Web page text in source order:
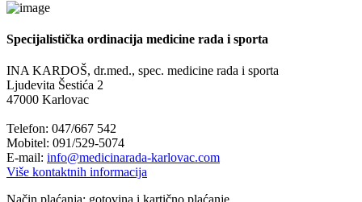
Specijalistička ordinacija medicine rada i sporta
INA KARDOŠ, dr.med., spec. medicine rada i sporta
Ljudevita Šestića 2
47000 Karlovac
Telefon: 047/667 542
Mobitel: 091/529-5074
E-mail: info@medicinarada-karlovac.com
Više kontaktnih informacija